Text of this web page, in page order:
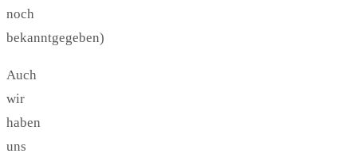
noch
bekanntgegeben)
Auch
wir
haben
uns